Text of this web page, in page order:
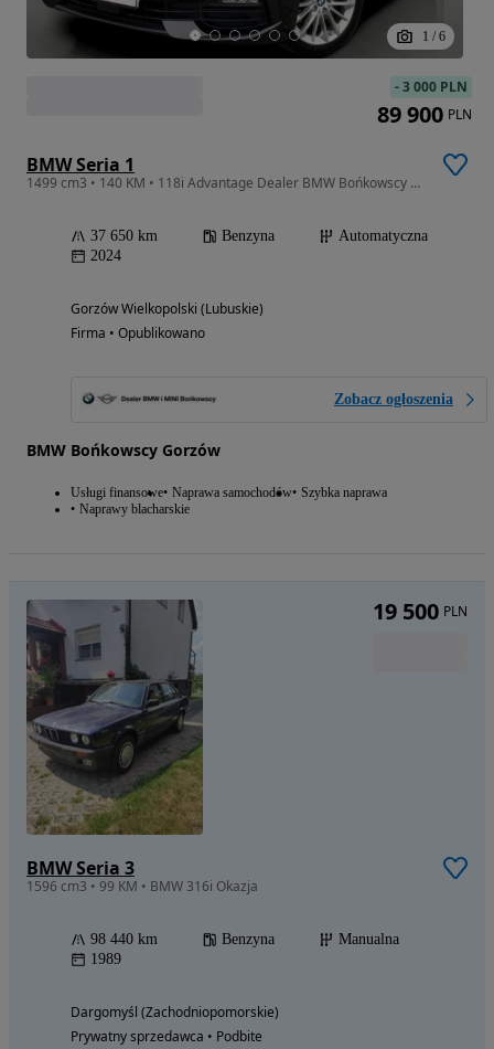
1 / 6
BMW Seria 1
1499 cm3 • 140 KM • 118i Advantage Dealer BMW Bońkowscy Gorzów Wlkp.
37 650 km Benzyna
Automatyczna
2024
Gorzów Wielkopolski (Lubuskie)
Firma • Opublikowano
Zobacz ogłoszenia
BMW Bońkowscy Gorzów
Usługi finansowe Naprawa samochodów Szybka naprawa
Naprawy blacharskie
-3 000 PLN
89 900 PLN
BMW Seria 3
1596 cm3 • 99 KM • BMW 316i Okazja
98 440 km Benzyna
Manualna
1989
Dargomyśl (Zachodniopomorskie)
Prywatny sprzedawca • Podbite
19 500 PLN